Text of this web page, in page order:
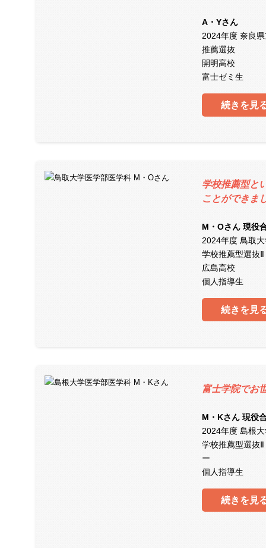
A・Yさん
2024年度 奈良
推薦選抜
開明高校
富士ゼミ生
続きを見
学校推薦型と
ことができま
M・Oさん 現役
2024年度 鳥取
学校推薦型選抜
広島高校
個人指導生
続きを見
富士学院でお
M・Kさん 現役
2024年度 島根
学校推薦型選抜Ⅱ
ー
個人指導生
続きを見